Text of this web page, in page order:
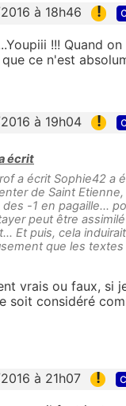
à 18h46 !
!!! Quand
ce n'est
à 19h04 !
écrit
a écrit Sophie42 a
de Saint
-1 en pagaille...
peut être
Et puis, cela
que les
vrais ou faux, si
soit considéré
à 21h07 !